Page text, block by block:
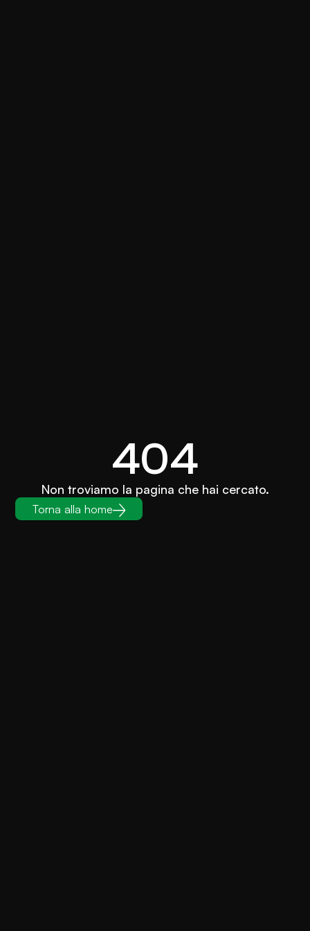
404
Non troviamo la pagina che hai cercato.
Torna alla home